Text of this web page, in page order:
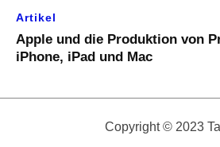
Artikel
Apple und die Produktion von
iPhone, iPad und Mac
Copyright © 2023